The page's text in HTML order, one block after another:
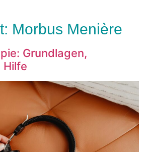
Morbus Menière
Grundlagen,
Hilfe